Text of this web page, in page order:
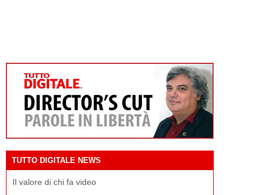
TUTTO DIGITALE NEWS
Il valore di chi fa video